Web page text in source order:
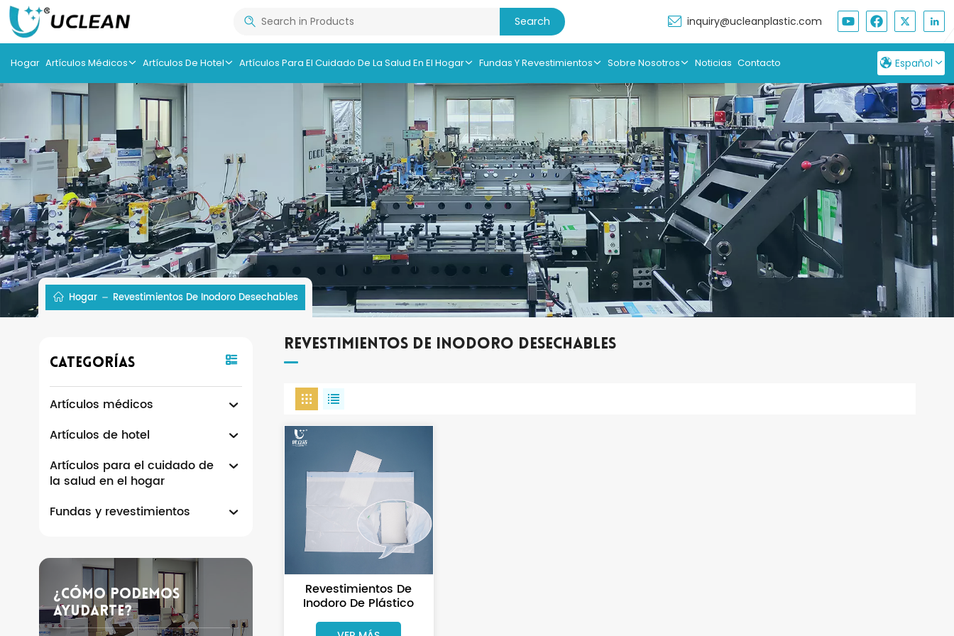
inquiry@ucleanplastic.com
Hogar Artículos Médicos Artículos De Hotel Artículos Para El Cuidado De La Salud En El Hogar Fundas Y Revestimientos Sobre Nosotros Noticias Contacto Español
English
Français
Русский
Hogar Revestimientos De Inodoro Desechables
Categorías
Artículos médicos
Artículos de hotel
Artículos para el cuidado de
la salud en el hogar
Fundas y revestimientos
¿Cómo Podemos
Ayudarte?
Revestimientos De Inodoro Desechables
Revestimientos De
Inodoro De Plástico
Reciclado Con
Almohadillas